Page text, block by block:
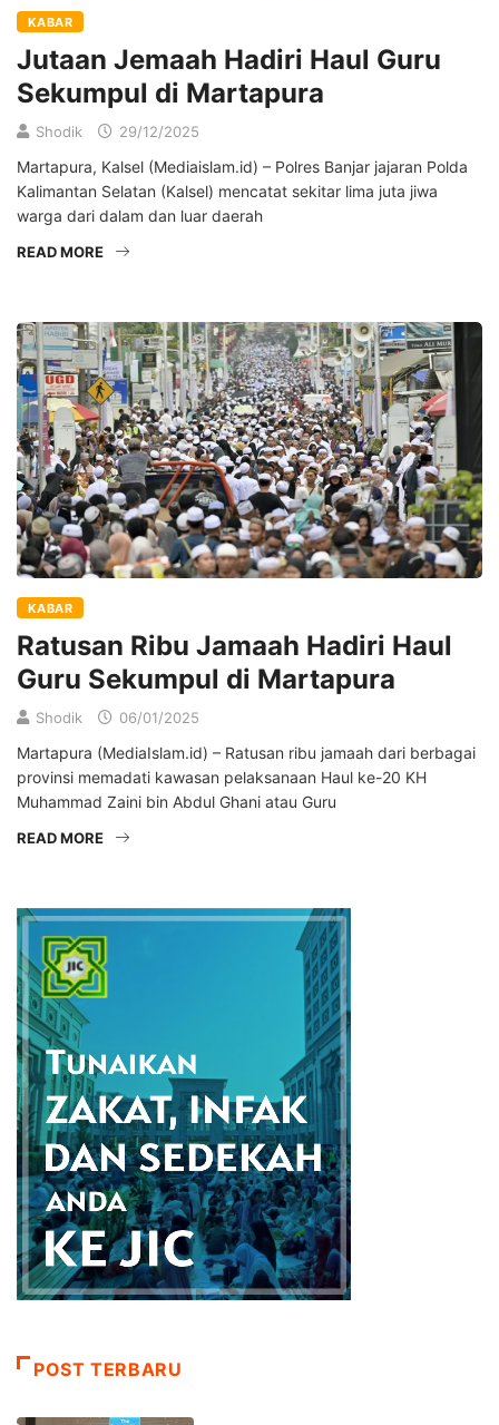
KABAR
Jutaan Jemaah Hadiri Haul Guru
Sekumpul di Martapura
Shodik 29/12/2025
Martapura, Kalsel (Mediaislam.id) – Polres Banjar jajaran Polda
Kalimantan Selatan (Kalsel) mencatat sekitar lima juta jiwa
warga dari dalam dan luar daerah
READ MORE
KABAR
Ratusan Ribu Jamaah Hadiri Haul
Guru Sekumpul di Martapura
Shodik 06/01/2025
Martapura (MediaIslam.id) – Ratusan ribu jamaah dari berbagai
provinsi memadati kawasan pelaksanaan Haul ke-20 KH
Muhammad Zaini bin Abdul Ghani atau Guru
READ MORE
POST TERBARU